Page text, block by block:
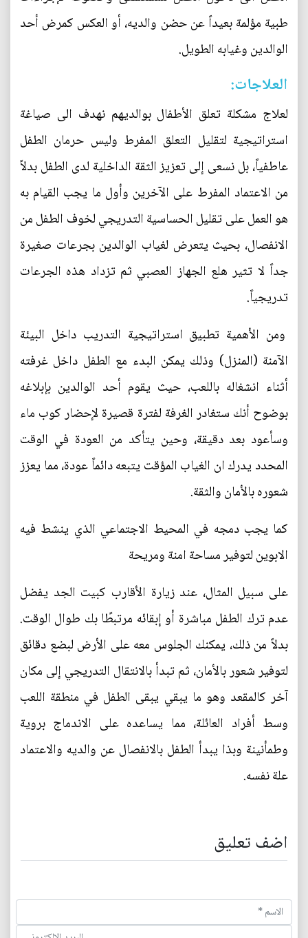
طبية مؤلمة بعيداً عن حضن والديه، أو العكس كمرض أحد
الوالدين وغيابه الطويل.
العلاجات:
لعلاج مشكلة تعلق الأطفال بوالديهم نهدف الى صياغة
استراتيجية لتقليل التعلق المفرط وليس حرمان الطفل
عاطفياً، بل نسعى إلى تعزيز الثقة الداخلية لدى الطفل بدلاً
من الاعتماد المفرط على الآخرين وأول ما يجب القيام به
هو العمل على تقليل الحساسية التدريجي لخوف الطفل من
الانفصال، بحيث يتعرض لغياب الوالدين بجرعات صغيرة
جداً لا تثير هلع الجهاز العصبي ثم تزداد هذه الجرعات
تدريجياً.
ومن الأهمية تطبيق استراتيجية التدريب داخل البيئة
الآمنة (المنزل) وذلك يمكن البدء مع الطفل داخل غرفته
أثناء انشغاله باللعب، حيث يقوم أحد الوالدين بإبلاغه
بوضوح أنك ستغادر الغرفة لفترة قصيرة لإحضار كوب ماء
وسأعود بعد دقيقة، وحين يتأكد من العودة في الوقت
المحدد يدرك ان الغياب المؤقت يتبعه دائماً عودة، مما يعزز
شعوره بالأمان والثقة.
كما يجب دمجه في المحيط الاجتماعي الذي ينشط فيه
الابوين لتوفير مساحة امنة ومريحة
على سبيل المثال، عند زيارة الأقارب كبيت الجد يفضل
عدم ترك الطفل مباشرة أو إبقائه مرتبطًا بك طوال الوقت.
بدلاً من ذلك، يمكنك الجلوس معه على الأرض لبضع دقائق
لتوفير شعور بالأمان، ثم تبدأ بالانتقال التدريجي إلى مكان
آخر كالمقعد وهو ما يبقي يبقى الطفل في منطقة اللعب
وسط أفراد العائلة، مما يساعده على الاندماج بروية
وطمأنينة وبذا يبدأ الطفل بالانفصال عن والديه والاعتماد
علة نفسه.
اضف تعليق